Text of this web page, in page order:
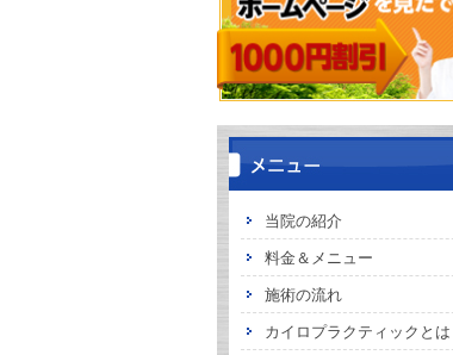
当院の紹介
料金＆メニュー
施術の流れ
カイロプラクティックとは